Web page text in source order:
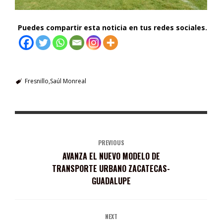
Puedes compartir esta noticia en tus redes sociales.
Fresnillo Saúl Monreal
PREVIOUS
AVANZA EL NUEVO MODELO DE
TRANSPORTE URBANO ZACATECAS-
GUADALUPE
NEXT